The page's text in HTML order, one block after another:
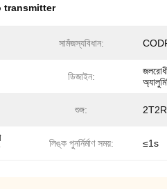
transmitter
সামঁজস্যবিধান:
ডিজাইন:
শুঙ্গ: 2T2R
লিঙ্ক পুনর্নির্মাণ সময়: ≤1s